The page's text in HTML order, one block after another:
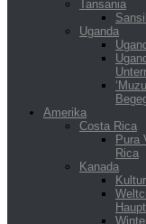
Tansania
Uganda
Amerika
Costa Rica
Pura
Rica
Kanada